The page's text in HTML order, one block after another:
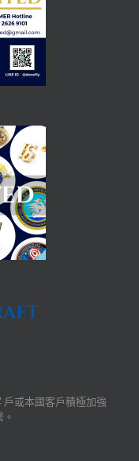
戶或本國客戶積極加強